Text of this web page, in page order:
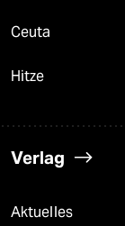
Ceuta
Hitze
Verlag
Aktuelles